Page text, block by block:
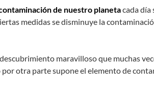
de nuestro planetacada día
medidas se disminuye la
maravilloso que muchas
por otra parte supone el elemento de